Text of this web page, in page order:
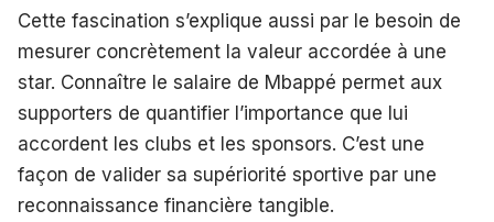
Cette fascination s’explique aussi par le besoin de
mesurer concrètement la valeur accordée à une
star. Connaître le salaire de Mbappé permet aux
supporters de quantifier l’importance que lui
accordent les clubs et les sponsors. C’est une
façon de valider sa supériorité sportive par une
reconnaissance financière tangible.